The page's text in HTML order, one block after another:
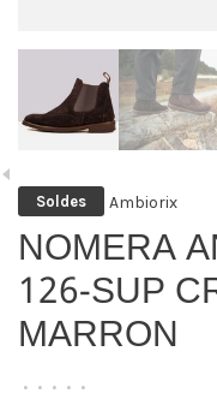
Soldes Ambiorix
NOMERA
126-SUP
MARRON
• • • • •